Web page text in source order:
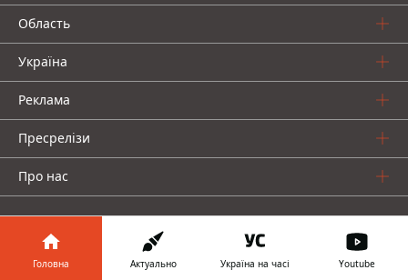
Область
Україна
Реклама
Пресрелізи
Про нас
Головна Актуально Україна на часі Youtube